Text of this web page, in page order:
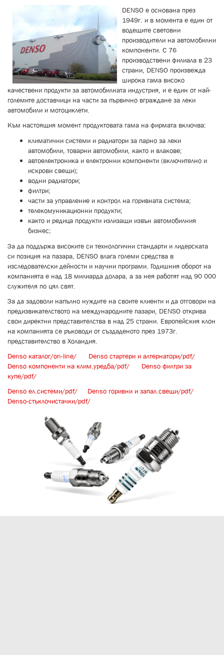
DENSO е основана през
1949г. и в момента е един от
водещите световни
производители на автомобилни
компоненти. С 76
производствени филиала в 23
страни, DENSO произвежда
широка гама високо
качествени продукти за автомобилната индустрия, и е един от най-
големите доставчици на части за първично вграждане за леки
автомобили и мотоциклети.
Към настоящия момент продуктовата гама на фирмата включва:
климатични системи и радиатори за парно за леки
автомобили, товарни автомобили, както и влакове;
автоелектроника и електронни компоненти (включително и
искрови свещи);
водни радиатори;
филтри;
части за управление и контрол на горивната система;
телекомуникационни продукти;
както и редица продукти излизащи извън автомобилния
бизнес;
За да поддържа високите си технологични стандарти и лидерската
си позиция на пазара, DENSO влага големи средства в
изследователски дейности и научни програми. Годишния оборот на
компанията е над 18 милиарда долара, а за нея работят над 90 000
служителя по цял свят.
За да задоволи напълно нуждите на своите клиенти и да отговори на
предизвикателството на международните пазари, DENSO открива
свои директни представителства в над 25 страни. Европейския клон
на компанията се ръководи от създаденото през 1973г.
представителство в Холандия.
Denso каталог/on-line/
Denso стартери и алтернатори/pdf/
Denso компоненти на клим.уредба/pdf/
Denso филтри за
купе/pdf/
Denso ел.системи/pdf/
Denso горивни и запал.свещи/pdf/
Denso-стъклочистачки/pdf/